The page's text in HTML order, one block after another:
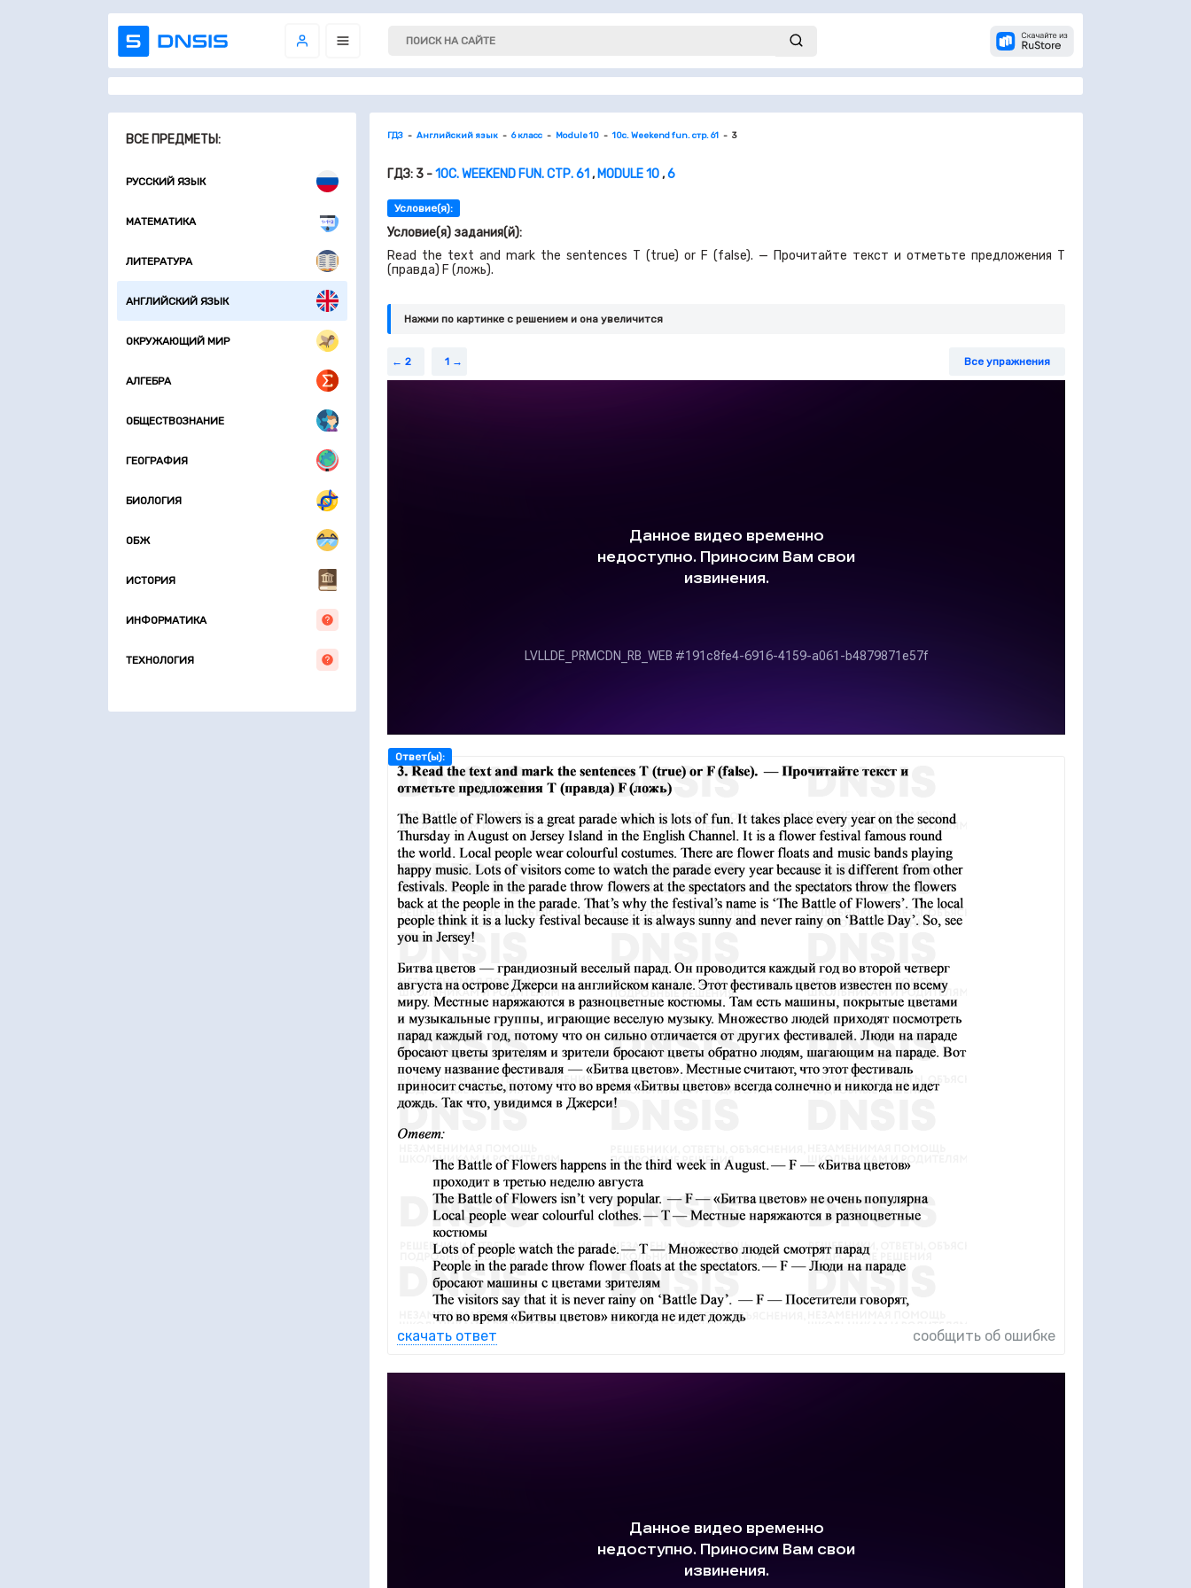
ВСЕ ПРЕДМЕТЫ:
РУССКИЙ ЯЗЫК
МАТЕМАТИКА
ЛИТЕРАТУРА
АНГЛИЙСКИЙ ЯЗЫК
ОКРУЖАЮЩИЙ МИР
АЛГЕБРА
ОБЩЕСТВОЗНАНИЕ
ГЕОГРАФИЯ
БИОЛОГИЯ
ОБЖ
ИСТОРИЯ
ИНФОРМАТИКА
ТЕХНОЛОГИЯ
ГДЗ Английский язык 6 класс Module 10 10c. Weekend fun. стр. 61 3
ГДЗ: 3 -10C. WEEKEND FUN. СТР. 61, MODULE 10,6
Условие(я):
Условие(я) задания(й):
Read the text and mark the sentences T (true) or F (false). — Прочитайте текст и отметьте предложения Т
(правда) F (ложь).
Нажми по картинке c решением и она увеличится
2 1 Все упражнения
Ответ(ы):
скачать ответ сообщить об ошибке